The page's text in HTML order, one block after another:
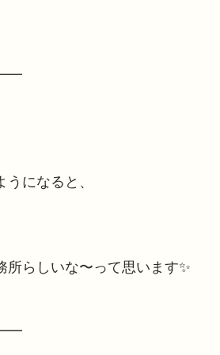
になると、
らしいな〜って思います✨